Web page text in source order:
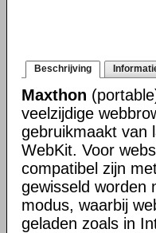
Beschrijving
Maxthon
veelzijdige
gebruikmaakt van
WebKit. Voor
compatibel zijn
gewisseld worden
modus, waarbij
geladen zoals in